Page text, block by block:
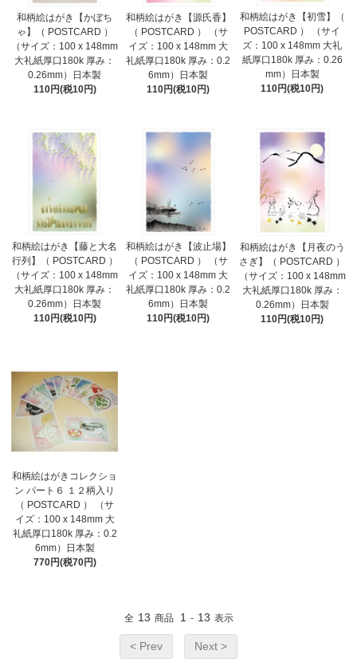
和柄絵はがき【かぼち
ゃ】（ POSTCARD ）
（サイズ：100 x 148mm
大礼紙厚口180k 厚み：
0.26mm）日本製
110円(税10円)
和柄絵はがき【源氏香】
（ POSTCARD ） （サ
イズ：100 x 148mm 大
礼紙厚口180k 厚み：0.2
6mm）日本製
110円(税10円)
和柄絵はがき【初雪】（
POSTCARD ） （サイ
ズ：100 x 148mm 大礼
紙厚口180k 厚み：0.26
mm）日本製
110円(税10円)
和柄絵はがき【藤と大名
行列】（ POSTCARD ）
（サイズ：100 x 148mm
大礼紙厚口180k 厚み：
0.26mm）日本製
110円(税10円)
和柄絵はがき【波止場】
（ POSTCARD ） （サ
イズ：100 x 148mm 大
礼紙厚口180k 厚み：0.2
6mm）日本製
110円(税10円)
和柄絵はがき【月夜のう
さぎ】（ POSTCARD ）
（サイズ：100 x 148mm
大礼紙厚口180k 厚み：
0.26mm）日本製
110円(税10円)
和柄絵はがきコレクショ
ン パート６ １２柄入り
（ POSTCARD ） （サ
イズ：100 x 148mm 大
礼紙厚口180k 厚み：0.2
6mm）日本製
770円(税70円)
全 13 商品 1 - 13 表示
< Prev Next >